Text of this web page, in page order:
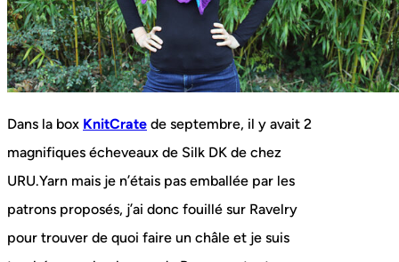
Dans la box KnitCrate de septembre, il y avait 2
magnifiques écheveaux de Silk DK de chez
URU.Yarn mais je n’étais pas emballée par les
patrons proposés, j’ai donc fouillé sur Ravelry
pour trouver de quoi faire un châle et je suis